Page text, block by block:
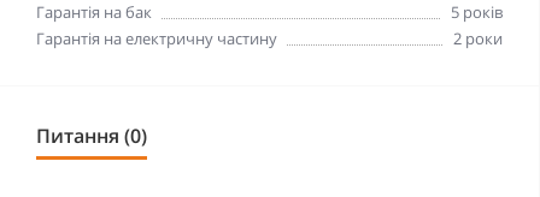
Гарантія на бак
5 років
Гарантія на електричну частину
2 роки
Питання (0)